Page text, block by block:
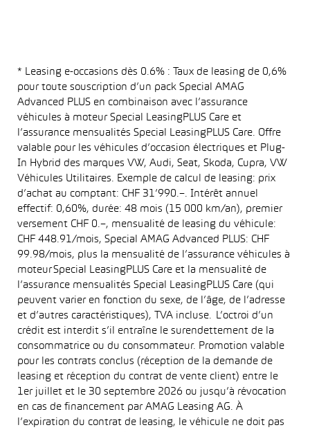
* Leasing e-occasions dès 0.6% : Taux de leasing de 0,6%
pour toute souscription d’un pack Special AMAG
Advanced PLUS en combinaison avec l’assurance
véhicules à moteur Special LeasingPLUS Care et
l’assurance mensualités Special LeasingPLUS Care. Offre
valable pour les véhicules d’occasion électriques et Plug-
In Hybrid des marques VW, Audi, Seat, Skoda, Cupra, VW
Véhicules Utilitaires. Exemple de calcul de leasing: prix
d’achat au comptant: CHF 31’990.–. Intérêt annuel
effectif: 0,60%, durée: 48 mois (15 000 km/an), premier
versement CHF 0.–, mensualité de leasing du véhicule:
CHF 448.91/mois, Special AMAG Advanced PLUS: CHF
99.98/mois, plus la mensualité de l’assurance véhicules à
moteur Special LeasingPLUS Care et la mensualité de
l’assurance mensualités Special LeasingPLUS Care (qui
peuvent varier en fonction du sexe, de l’âge, de l’adresse
et d’autres caractéristiques), TVA incluse. L’octroi d’un
crédit est interdit s’il entraîne le surendettement de la
consommatrice ou du consommateur. Promotion valable
pour les contrats conclus (réception de la demande de
leasing et réception du contrat de vente client) entre le
1er juillet et le 30 septembre 2026 ou jusqu’à révocation
en cas de financement par AMAG Leasing AG. À
l’expiration du contrat de leasing, le véhicule ne doit pas